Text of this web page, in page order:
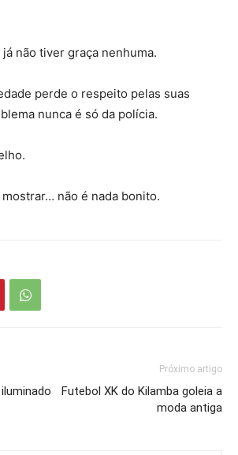
não tiver graça nenhuma.
perde o respeito pelas suas
nunca é só da polícia.
não é nada bonito.
Próximo artigo
Futebol XK do Kilamba goleia a
moda antiga